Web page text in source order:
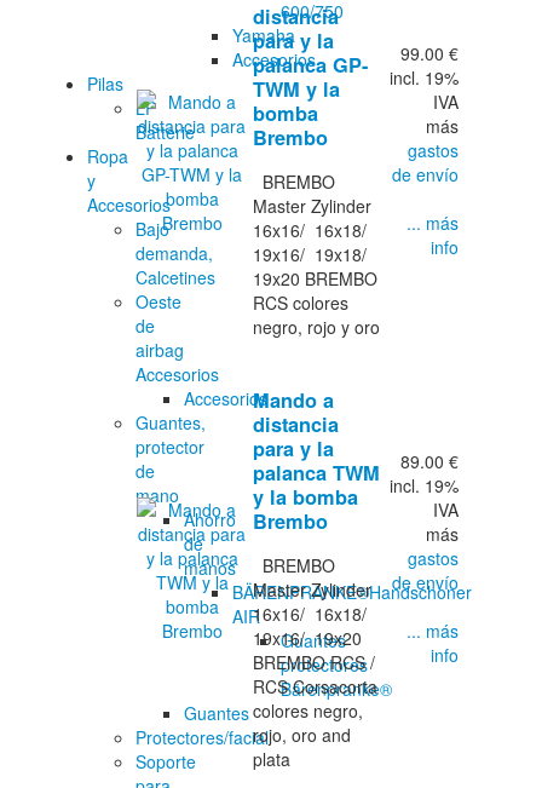
600/750
Yamaha
Accesorios
Pilas
LP
Batterie
Ropa
y
Accesorios
Bajo
demanda,
Calcetines
Oeste
de
airbag
Accesorios
Accesorios
Guantes,
protector
de
mano
Ahorro
de
manos
BÄRENPRANKE®Handschoner
AIR
Guantes
protectores
Bärenpranke®
Guantes
Protectores/facial
Soporte
distancia
para y la
palanca GP-
TWM y la
bomba
Brembo
BREMBO
Master Zylinder
16x16/ 16x18/
19x16/ 19x18/
19x20 BREMBO
RCS colores
negro, rojo y oro
99.00 €
incl. 19%
IVA
más
gastos
de envío
... más
info
Mando a
distancia
para y la
palanca TWM
y la bomba
Brembo
BREMBO
Master Zylinder
16x16/ 16x18/
19x16/ 19x20
BREMBO RCS /
RCS Corsacorta
colores negro,
rojo, oro and
plata
89.00 €
incl. 19%
IVA
más
gastos
de envío
... más
info